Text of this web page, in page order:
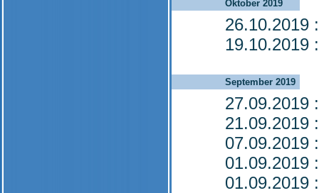
Oktober 2019
26.10.2019
19.10.2019
September 2019
27.09.2019
21.09.2019
07.09.2019
01.09.2019
01.09.2019